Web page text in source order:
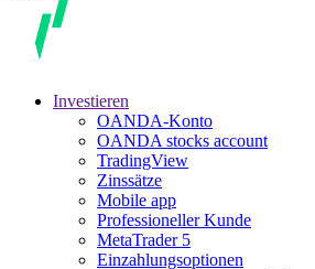
Investieren
OANDA-Konto
OANDA stocks account
TradingView
Zinssätze
Mobile app
Professioneller Kunde
MetaTrader 5
Einzahlungsoptionen